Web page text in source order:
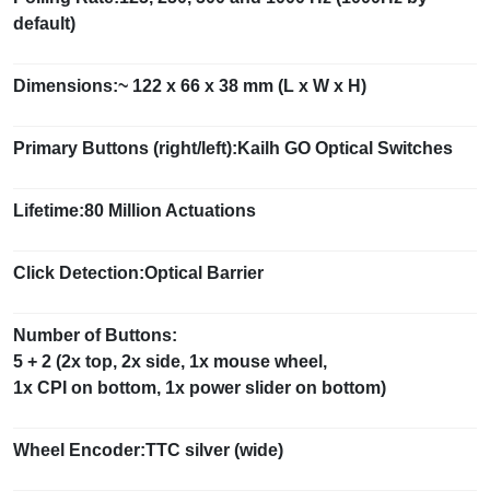
default)
Dimensions:~ 122 x 66 x 38 mm (L x W x H)
Primary Buttons (right/left):Kailh GO Optical Switches
Lifetime:80 Million Actuations
Click Detection:Optical Barrier
Number of Buttons:
5 + 2 (2x top, 2x side, 1x mouse wheel,
1x CPI on bottom, 1x power slider on bottom)
Wheel Encoder:TTC silver (wide)